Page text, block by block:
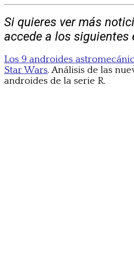
Si quieres ver más
accede a los siguientes
Los 9 androides
Star Wars. Análisis de las
androides de la serie R.